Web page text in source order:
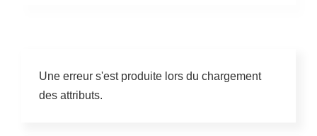
Une erreur s'est produite lors du chargement
des attributs.